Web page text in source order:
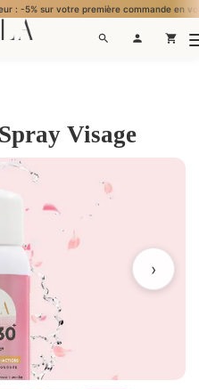
votre première commande en vous
Visage
›